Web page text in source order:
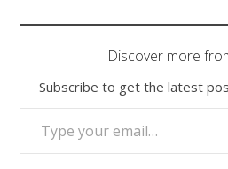
Discover more
Subscribe to get the latest
TYPE YOUR EMAIL…